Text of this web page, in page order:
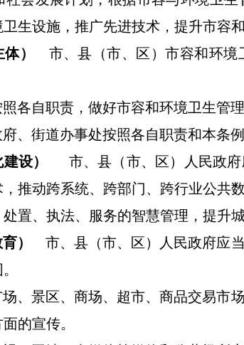
生设施，推广先进技术，提升市容
）
市、县（市、区）市容和环境
各自职责 ， 做好市容和环境卫生管理
、街道办事处按照各自职责和本条
设）
市、县（市、区）人民政
推动跨系统、跨部门、跨行业公共
置、执法、服务的智慧管理，提升城
）
市、县（市、区）人民政府应
场、景区、商场、超市、商品交易市
的宣传。